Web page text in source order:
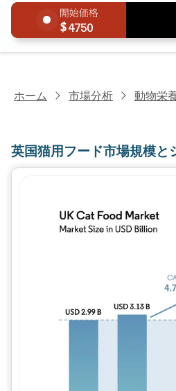
4750
ホーム 市場分析 動物栄
英国猫用フード市場規模と